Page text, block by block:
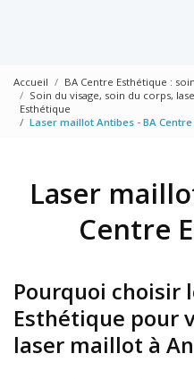
Accueil
BA Centre Esthétique :
Soin du visage, soin du corps,
Esthétique
Laser maillot Antibes - BA
Laser
Centre
Pourquoi choisir
Esthétique pour
laser maillot à